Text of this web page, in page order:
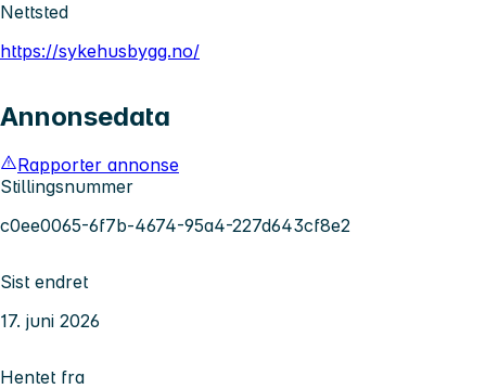
Nettsted
https://sykehusbygg.no/
Annonsedata
Rapporter annonse
Stillingsnummer
c0ee0065-6f7b-4674-95a4-227d643cf8e2
Sist endret
17. juni 2026
Hentet fra